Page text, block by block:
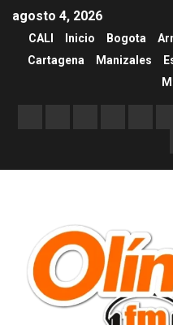
agosto 4, 2026
CALI Inicio Bogota
Cartagena
Manizales